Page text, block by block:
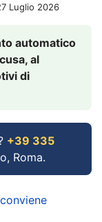
Luglio 2026
automatico
al
di
+39 335
Roma.